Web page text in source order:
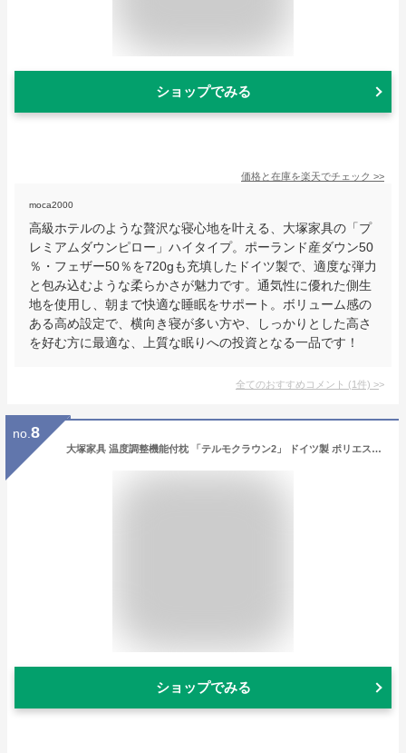
ショップでみる
価格と在庫を楽天でチェック >>
moca2000
高級ホテルのような贅沢な寝心地を叶える、大塚家具の「プ
レミアムダウンピロー」ハイタイプ。ポーランド産ダウン50
％・フェザー50％を720gも充填したドイツ製で、適度な弾力
と包み込むような柔らかさが魅力です。通気性に優れた側生
地を使用し、朝まで快適な睡眠をサポート。ボリューム感の
ある高め設定で、横向き寝が多い方や、しっかりとした高さ
を好む方に最適な、上質な眠りへの投資となる一品です！
全てのおすすめコメント (1件) >
no. 8
大塚家具 温度調整機能付枕 「テルモクラウン2」 ドイツ製 ポリエステルファイバー PCMマイクロカプセル
ショップでみる